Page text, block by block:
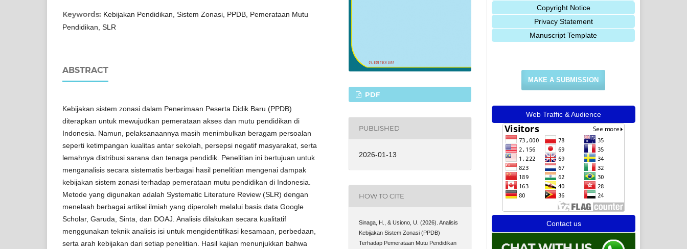
Keywords: Kebijakan Pendidikan, Sistem Zonasi, PPDB, Pemerataan Mutu
Pendidikan, SLR
ABSTRACT
Kebijakan sistem zonasi dalam Penerimaan Peserta Didik Baru (PPDB)
diterapkan untuk mewujudkan pemerataan akses dan mutu pendidikan di
Indonesia. Namun, pelaksanaannya masih menimbulkan beragam persoalan
seperti ketimpangan kualitas antar sekolah, persepsi negatif masyarakat, serta
lemahnya distribusi sarana dan tenaga pendidik. Penelitian ini bertujuan untuk
menganalisis secara sistematis berbagai hasil penelitian mengenai dampak
kebijakan sistem zonasi terhadap pemerataan mutu pendidikan di Indonesia.
Metode yang digunakan adalah Systematic Literature Review (SLR) dengan
menelaah berbagai artikel ilmiah yang diperoleh melalui basis data Google
Scholar, Garuda, Sinta, dan DOAJ. Analisis dilakukan secara kualitatif
menggunakan teknik analisis isi untuk mengidentifikasi kesamaan, perbedaan,
serta arah kebijakan dari setiap penelitian. Hasil kajian menunjukkan bahwa
PDF
PUBLISHED
2026-01-13
HOW TO CITE
Sinaga, H., & Usiono, U. (2026). Analisis
Kebijakan Sistem Zonasi (PPDB)
Terhadap Pemerataan Mutu Pendidikan
Copyright Notice
Privacy Statement
Manuscript Template
MAKE A SUBMISSION
Web Traffic & Audience
Contact us